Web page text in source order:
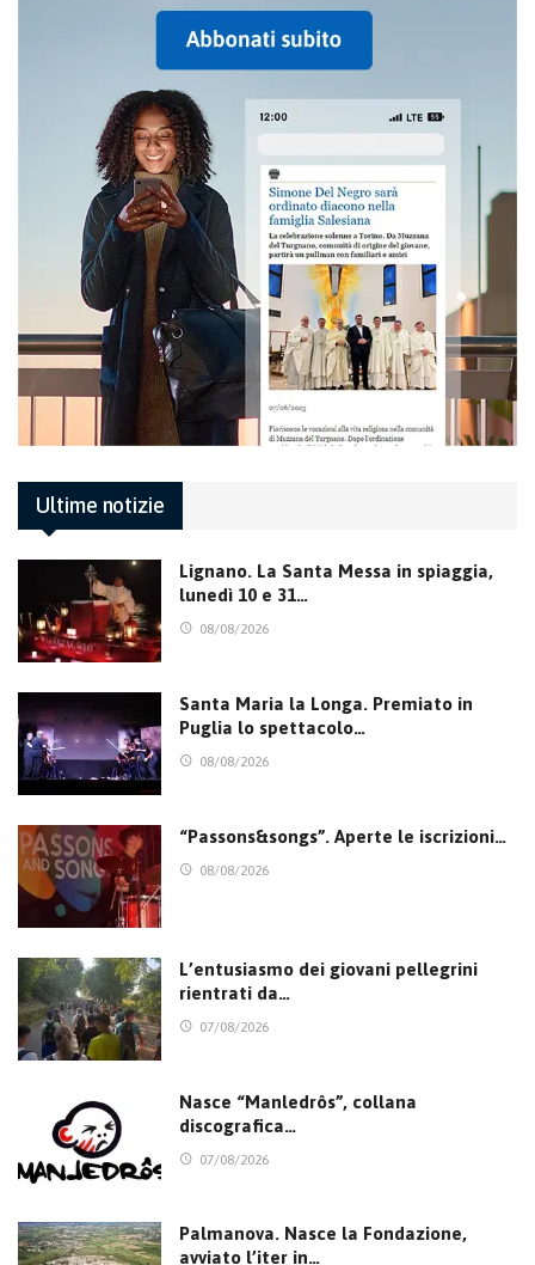
Ultime notizie
Lignano. La Santa Messa in spiaggia,
lunedì 10 e 31…
08/08/2026
Santa Maria la Longa. Premiato in
Puglia lo spettacolo…
08/08/2026
“Passons&songs”. Aperte le iscrizioni…
08/08/2026
L’entusiasmo dei giovani pellegrini
rientrati da…
07/08/2026
Nasce “Manledrôs”, collana
discografica…
07/08/2026
Palmanova. Nasce la Fondazione,
avviato l’iter in…